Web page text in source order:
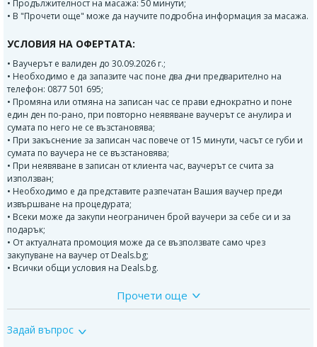
• Продължителност на масажа: 50 минути;
• В "Прочети още" може да научите подробна информация за масажa.
УСЛОВИЯ НА ОФЕРТАТА:
• Ваучерът е валиден до 30.09.2026 г.;
• Необходимо е да запазите час поне два дни предварително на
телефон: 0877 501 695;
• Промяна или отмяна на записан час се прави еднократно и поне
един ден по-рано, при повторно неявяване ваучерът се анулира и
сумата по него не се възстановява;
• При закъснение за записан час повече от 15 минути, часът се губи и
сумата по ваучера не се възстановява;
• При неявяване в записан от клиента час, ваучерът се счита за
използван;
• Необходимо е да представите разпечатан Вашия ваучер преди
извършване на процедурата;
• Всеки може да закупи неограничен брой ваучери за себе си и за
подарък;
• От актуалната промоция може да се възползвате само чрез
закупуване на ваучер от Deals.bg;
• Всички общи условия на Deals.bg.
Релаксиращ атистрес масаж на 4 ръце:
усещания за релакс и хармония. Масажът "Четири ръце" се изпълнява
Прочети още
Задай въпрос